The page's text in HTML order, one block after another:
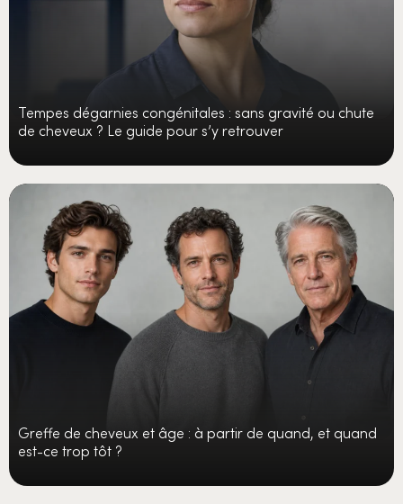
Tempes dégarnies congénitales : sans gravité ou chute
de cheveux ? Le guide pour s’y retrouver
Greffe de cheveux et âge : à partir de quand, et quand
est-ce trop tôt ?